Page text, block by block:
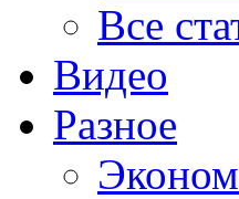
Все
Видео
Разное